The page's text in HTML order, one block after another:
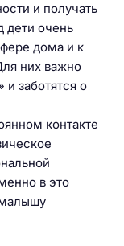
и получать
дети очень
дома и к
них важно
заботятся о
контакте
в это